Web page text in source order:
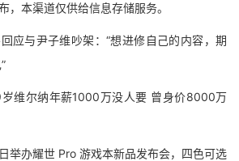
，本渠道仅供给信息存储服务。
与尹子维吵架：“想进修自己的内容，期
尔纳年薪1000万没人要 曾身价8000万
办耀世 Pro 游戏本新品发布会，四色可选